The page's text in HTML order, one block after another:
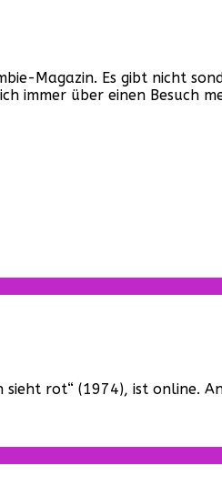
Magazin. Es gibt nicht
immer über einen Besuch
sieht rot“ (1974), ist